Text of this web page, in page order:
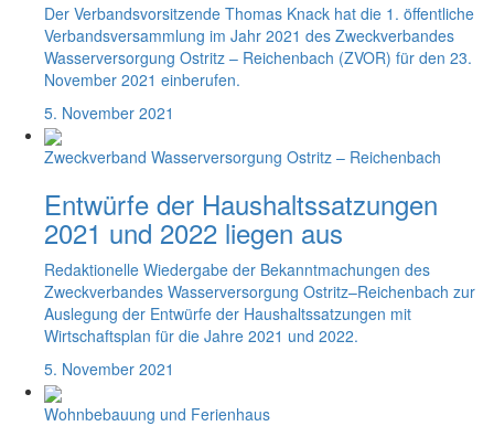
Der Verbandsvorsitzende Thomas Knack hat die 1. öffentliche
Verbandsversammlung im Jahr 2021 des Zweckverbandes
Wasserversorgung Ostritz – Reichenbach (ZVOR) für den 23.
November 2021 einberufen.
5. November 2021
Zweckverband Wasserversorgung Ostritz – Reichenbach
Entwürfe der Haushaltssatzungen
2021 und 2022 liegen aus
Redaktionelle Wiedergabe der Bekanntmachungen des
Zweckverbandes Wasserversorgung Ostritz–Reichenbach zur
Auslegung der Entwürfe der Haushaltssatzungen mit
Wirtschaftsplan für die Jahre 2021 und 2022.
5. November 2021
Wohnbebauung und Ferienhaus